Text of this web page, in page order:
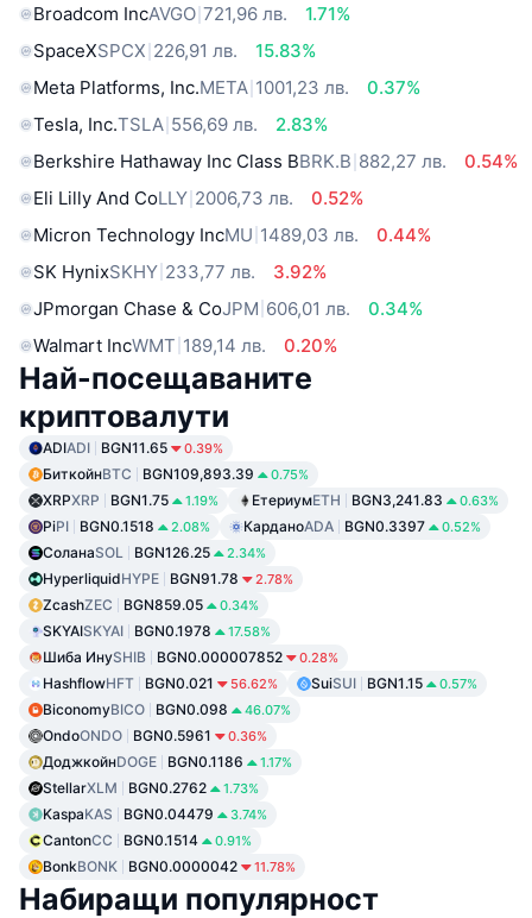
Broadcom IncAVGO 721,96 лв.
1.71%
SpaceXSPCX 226,91 лв.
15.83%
Meta Platforms, Inc.META 1001,23 лв.
0.37%
Tesla, Inc.TSLA 556,69 лв.
2.83%
Berkshire Hathaway Inc Class BBRK.B 882,27 лв.
0.54%
Eli Lilly And CoLLY 2006,73 лв.
0.52%
Micron Technology IncMU 1489,03 лв.
0.44%
SK HynixSKHY 233,77 лв.
3.92%
JPmorgan Chase & CoJPM 606,01 лв.
0.34%
Walmart IncWMT 189,14 лв. 0.20%
Най-посещаваните
криптовалути
ADIADI BGN11.65 0.39%
БиткойнBTC BGN109,893.39 0.75%
XRPXRP BGN1.75 1.19% ЕтериумETH BGN3,241.83 0.63%
PiPI BGN0.1518 2.08% КарданоADA BGN0.3397 0.52%
СоланаSOL BGN126.25 2.34%
HyperliquidHYPE BGN91.78 2.78%
ZcashZEC BGN859.05 0.34%
SKYAISKYAI BGN0.1978 17.58%
Шиба ИнуSHIB BGN0.000007852 0.28%
HashflowHFT BGN0.021 56.62% SuiSUI BGN1.15 0.57%
BiconomyBICO BGN0.098 46.07%
OndoONDO BGN0.5961 0.36%
ДоджкойнDOGE BGN0.1186 1.17%
StellarXLM BGN0.2762 1.73%
KaspaKAS BGN0.04479 3.74%
CantonCC BGN0.1514 0.91%
BonkBONK BGN0.0000042 11.78%
Набиращи популярност